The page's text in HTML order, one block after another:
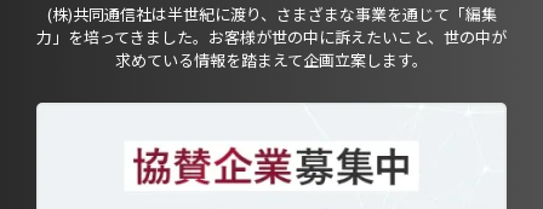
(株)共同通信社は半世紀に渡り、さまざまな事業を通じて「編集
力」を培ってきました。お客様が世の中に訴えたいこと、世の中が
求めている情報を踏まえて企画立案します。